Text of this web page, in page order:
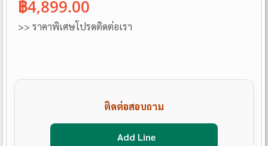
฿4,899.00
>> ราคาพิเศษโปรดติดต่อเรา
ติดต่อสอบถาม
Add Line